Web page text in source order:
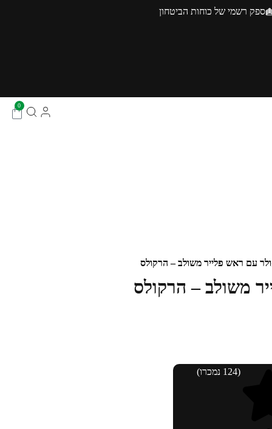
ספק רשמי של כוחות הביטחון
0
עם ראש פלייר משולב – הרקולס
משולב – הרקולס
(124 נמכרו)